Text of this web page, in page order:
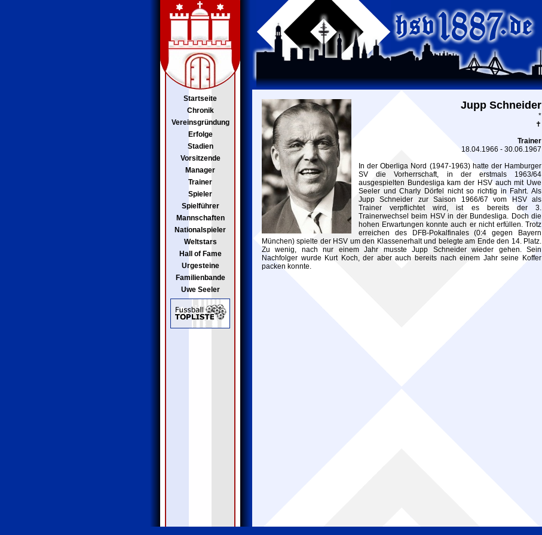
Startseite
Chronik
Vereinsgründung
Erfolge
Stadien
Vorsitzende
Manager
Trainer
Spieler
Spielführer
Mannschaften
Nationalspieler
Weltstars
Hall of Fame
Urgesteine
Familienbande
Uwe Seeler
Jupp Schneider
*
✝
Trainer
18.04.1966 - 30.06.1967
In der Oberliga Nord (1947-1963) hatte der Hamburger
SV die Vorherrschaft, in der erstmals 1963/64
ausgespielten Bundesliga kam der HSV auch mit Uwe
Seeler und Charly Dörfel nicht so richtig in Fahrt. Als
Jupp Schneider zur Saison 1966/67 vom HSV als
Trainer verpflichtet wird, ist es bereits der 3.
Trainerwechsel beim HSV in der Bundesliga. Doch die
hohen Erwartungen konnte auch er nicht erfüllen. Trotz
erreichen des DFB-Pokalfinales (0:4 gegen Bayern
München) spielte der HSV um den Klassenerhalt und belegte am Ende den 14. Platz.
Zu wenig, nach nur einem Jahr musste Jupp Schneider wieder gehen. Sein
Nachfolger wurde Kurt Koch, der aber auch bereits nach einem Jahr seine Koffer
packen konnte.